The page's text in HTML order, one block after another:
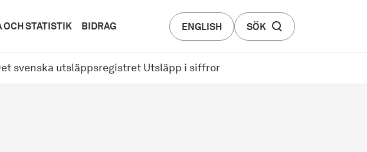
OCH STATISTIK BIDRAG ENGLISH SÖK
svenska utsläppsregistret Utsläpp i siffror